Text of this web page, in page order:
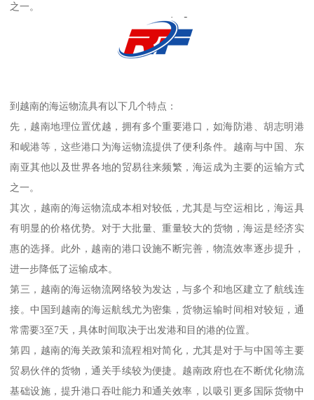
之一。
到越南的海运物流具有以下几个特点：
先，越南地理位置优越，拥有多个重要港口，如海防港、胡志明港
和岘港等，这些港口为海运物流提供了便利条件。越南与中国、东
南亚其他以及世界各地的贸易往来频繁，海运成为主要的运输方式
之一。
其次，越南的海运物流成本相对较低，尤其是与空运相比，海运具
有明显的价格优势。对于大批量、重量较大的货物，海运是经济实
惠的选择。此外，越南的港口设施不断完善，物流效率逐步提升，
进一步降低了运输成本。
第三，越南的海运物流网络较为发达，与多个和地区建立了航线连
接。中国到越南的海运航线尤为密集，货物运输时间相对较短，通
常需要3至7天，具体时间取决于出发港和目的港的位置。
第四，越南的海关政策和流程相对简化，尤其是对于与中国等主要
贸易伙伴的货物，通关手续较为便捷。越南政府也在不断优化物流
基础设施，提升港口吞吐能力和通关效率，以吸引更多国际货物中